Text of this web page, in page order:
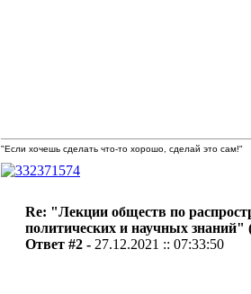
"Если хочешь сделать что-то хорошо, сделай это сам!"
Re: "Лекции обществ по
политических и научных знаний"
Ответ #2 - 27.12.2021 :: 07:33:50